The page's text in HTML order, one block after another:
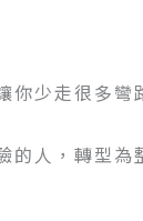
你少走很多彎
人，轉型